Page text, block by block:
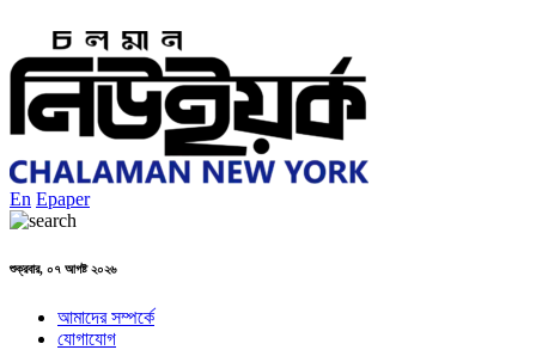
En Epaper
শুক্রবার, ০৭ আগষ্ট ২০২৬
আমাদের সম্পর্কে
যোগাযোগ